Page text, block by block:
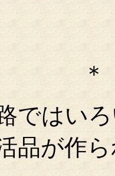
ではい
品が作